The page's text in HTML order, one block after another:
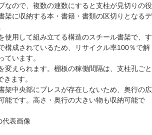
なので、複数の連数にすると支柱が見切りの役
架に収納する本・書籍・書類の区切り となるデ
使用して組み立てる構造のスチール書架で、す
構成されているため、
リサイクル率100％で解
ています。
変えられます。棚板の稼働間隔は、支柱孔ごと
きます。
架中央部にブレスが存在しないため、奥行の広
能です。高さ・奥行の大きい物も収納可能で